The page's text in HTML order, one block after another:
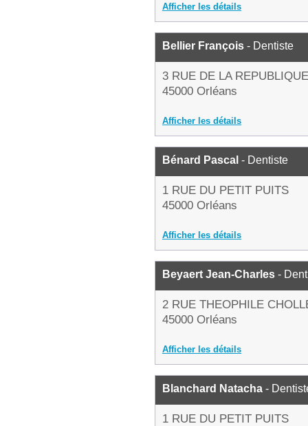
Afficher les détails
Bellier François - Dentiste
3 RUE DE LA REPUBLIQUE
45000 Orléans
Afficher les détails
Bénard Pascal - Dentiste
1 RUE DU PETIT PUITS
45000 Orléans
Afficher les détails
Beyaert Jean-Charles -
2 RUE THEOPHILE
45000 Orléans
Afficher les détails
Blanchard Natacha -
1 RUE DU PETIT PUITS